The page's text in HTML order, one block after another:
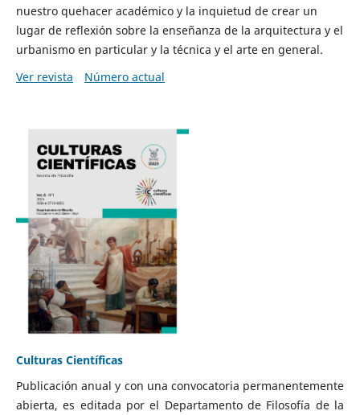
nuestro quehacer académico y la inquietud de crear un
lugar de reflexión sobre la enseñanza de la arquitectura y el
urbanismo en particular y la técnica y el arte en general.
Ver revista
Número actual
Culturas Científicas
Publicación anual y con una convocatoria permanentemente
abierta, es editada por el Departamento de Filosofía de la